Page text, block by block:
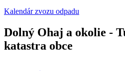
Kalendár zvozu odpadu
Dolný Ohaj a okolie -
katastra obce